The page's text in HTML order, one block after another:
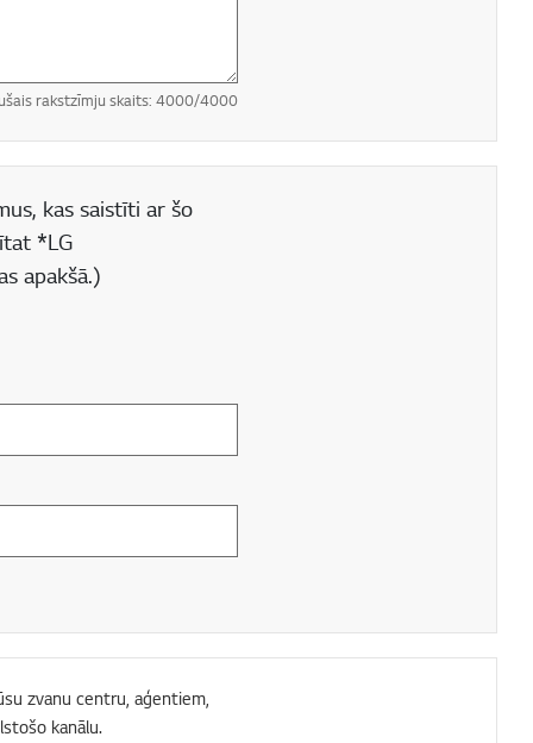
rakstzīmju skaits: 4000/4000
kas saistīti ar šo
*LG
apakšā.)
zvanu centru, aģentiem,
kanālu.